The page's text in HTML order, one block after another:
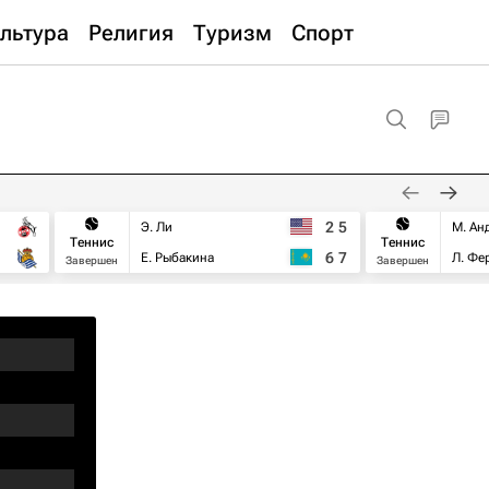
Религия Туризм Спорт
Теннис
Завершен
Э. Ли
Е. Рыбакина
2 5
6 7
Теннис
Завершен
М.
Л.